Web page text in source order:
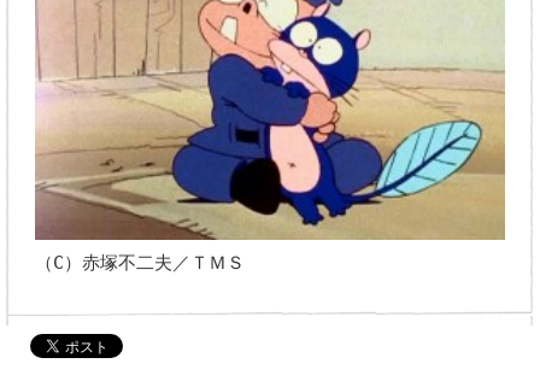
（C）赤塚不二夫／ＴＭＳ